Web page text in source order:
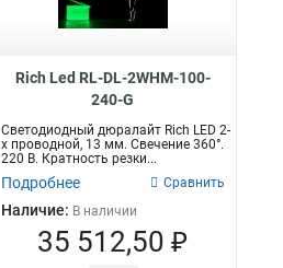
Rich Led RL-DL-2WHM-100-
240-G
Светодиодный дюралайт Rich LED 2-
х проводной, 13 мм. Свечение 360°.
220 В. Кратность резки...
Подробнее Сравнить
Наличие: В наличии
35 512,50 ₽